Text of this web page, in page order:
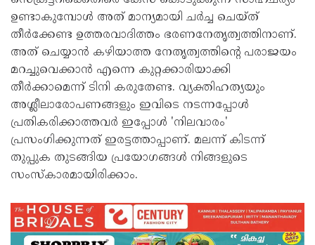
ഉണ്ടാകുമ്പോൾ അത് മാന്യമായി ചർച്ച ചെയ്ത്
തീർക്കേണ്ട ഉത്തരവാദിത്തം ഭരണനേതൃത്വത്തിനാണ്.
അത് ചെയ്യാൻ കഴിയാത്ത നേതൃത്വത്തിന്റെ പരാജയം
മറച്ചുവെക്കാൻ എന്നെ കുറ്റക്കാരിയാക്കി
തീർക്കാമെന്ന് ടിനി കരുതേണ്ട. വ്യക്തിഹത്യയും
അശ്ലീലാരോപണങ്ങളും ഇവിടെ നടന്നപ്പോൾ
പ്രതികരിക്കാത്തവർ ഇപ്പോൾ 'നിലവാരം'
പ്രസംഗിക്കുന്നത് ഇരട്ടത്താപ്പാണ്. മലന്ന് കിടന്ന്
തുപ്പുക തുടങ്ങിയ പ്രയോഗങ്ങൾ നിങ്ങളുടെ
സംസ്‌കാരമായിരിക്കാം.